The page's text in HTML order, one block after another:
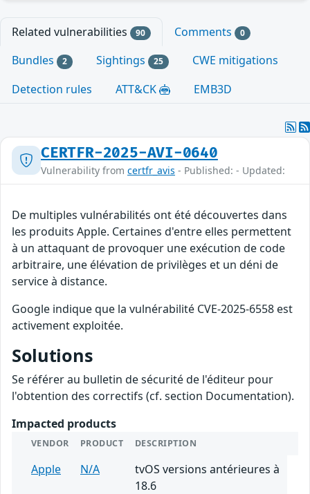
Related vulnerabilities 90 Comments 0
Bundles 2 Sightings 25
CWE mitigations
Detection rules
ATT&CK EMB3D
CERTFR-2025-AVI-0640
Vulnerability from certfr_avis - Published: - Updated:
De multiples vulnérabilités ont été découvertes dans
les produits Apple. Certaines d'entre elles permettent
à un attaquant de provoquer une exécution de code
arbitraire, une élévation de privilèges et un déni de
service à distance.
Google indique que la vulnérabilité CVE-2025-6558 est
activement exploitée.
Solutions
Se référer au bulletin de sécurité de l'éditeur pour
l'obtention des correctifs (cf. section Documentation).
Impacted products
VENDOR PRODUCT DESCRIPTION
Apple N/A
tvOS versions antérieures à
18.6